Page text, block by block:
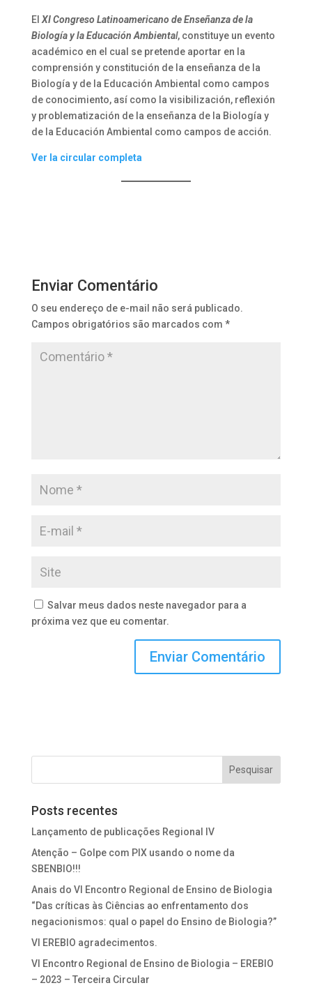
El XI Congreso Latinoamericano de Enseñanza de la
Biología y la Educación Ambiental, constituye un evento
académico en el cual se pretende aportar en la
comprensión y constitución de la enseñanza de la
Biología y de la Educación Ambiental como campos
de conocimiento, así como la visibilización, reflexión
y problematización de la enseñanza de la Biología y
de la Educación Ambiental como campos de acción.
Ver la circular completa
Enviar Comentário
O seu endereço de e-mail não será publicado.
Campos obrigatórios são marcados com *
Salvar meus dados neste navegador para a
próxima vez que eu comentar.
Posts recentes
Lançamento de publicações Regional IV
Atenção – Golpe com PIX usando o nome da
SBENBIO!!!
Anais do VI Encontro Regional de Ensino de Biologia
“Das críticas às Ciências ao enfrentamento dos
negacionismos: qual o papel do Ensino de Biologia?”
VI EREBIO agradecimentos.
VI Encontro Regional de Ensino de Biologia – EREBIO
– 2023 – Terceira Circular